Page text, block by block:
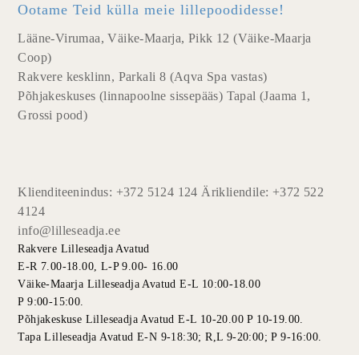
Ootame Teid külla meie lillepoodidesse!
Lääne-Virumaa, Väike-Maarja, Pikk 12 (Väike-Maarja
Coop)
Rakvere kesklinn, Parkali 8 (Aqva Spa vastas)
Põhjakeskuses (linnapoolne sissepääs) Tapal (Jaama 1,
Grossi pood)
Klienditeenindus: +372 5124 124 Ärikliendile: +372 522
4124
info@lilleseadja.ee
Rakvere Lilleseadja Avatud
E-R 7.00-18.00, L-P 9.00- 16.00
Väike-Maarja Lilleseadja Avatud E-L 10:00-18.00
P 9:00-15:00.
Põhjakeskuse Lilleseadja Avatud E-L 10-20.00 P 10-19.00.
Tapa Lilleseadja Avatud E-N 9-18:30; R,L 9-20:00; P 9-16:00.